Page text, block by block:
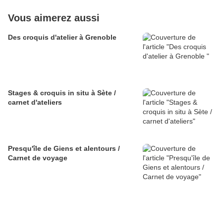
Vous aimerez aussi
Des croquis d'atelier à Grenoble
Stages & croquis in situ à Sète /
carnet d'ateliers
Presqu'île de Giens et alentours /
Carnet de voyage